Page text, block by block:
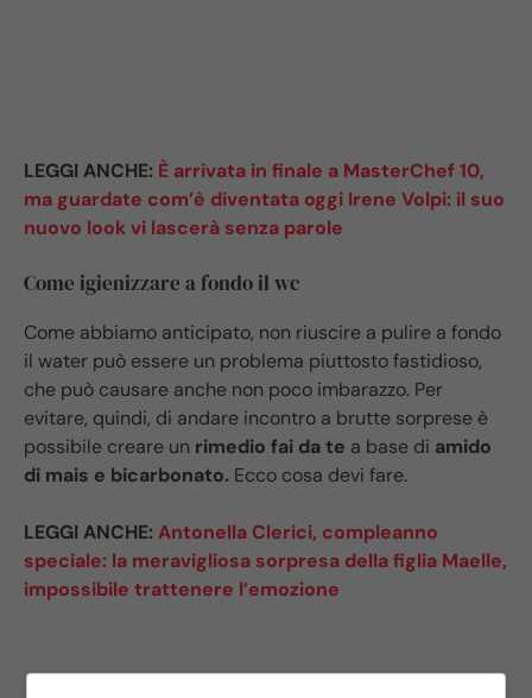
LEGGI ANCHE: È arrivata in finale a MasterChef 10,
ma guardate com’è diventata oggi Irene Volpi: il suo
nuovo look vi lascerà senza parole
Come igienizzare a fondo il wc
Come abbiamo anticipato, non riuscire a pulire a fondo
il water può essere un problema piuttosto fastidioso,
che può causare anche non poco imbarazzo. Per
evitare, quindi, di andare incontro a brutte sorprese è
possibile creare un rimedio fai da te a base di amido
di mais e bicarbonato. Ecco cosa devi fare.
LEGGI ANCHE: Antonella Clerici, compleanno
speciale: la meravigliosa sorpresa della figlia Maelle,
impossibile trattenere l’emozione